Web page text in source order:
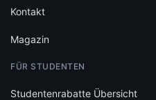
Kontakt
Magazin
FÜR STUDENTEN
Studentenrabatte Übersicht